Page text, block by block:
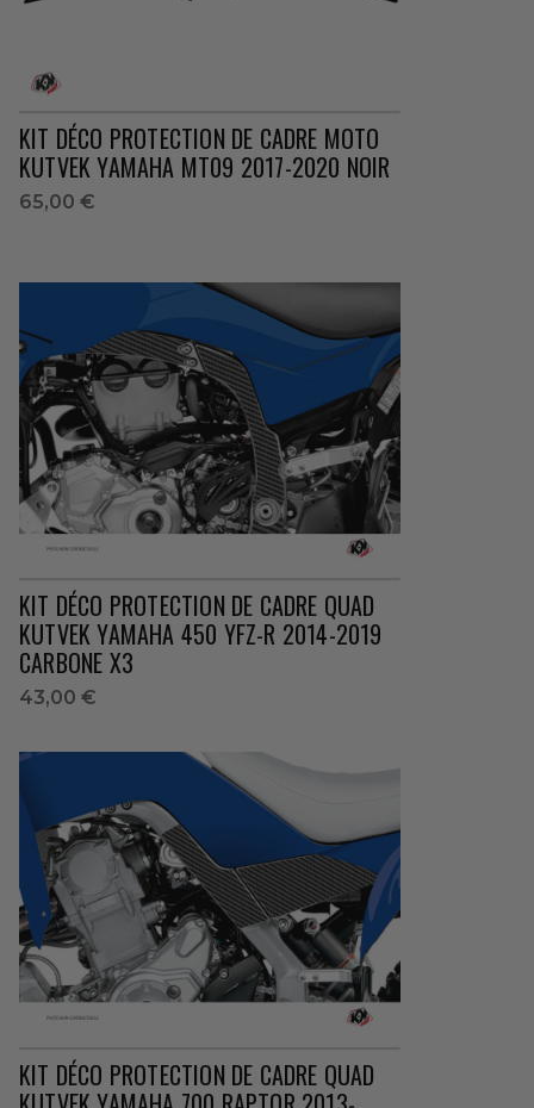
KIT DÉCO PROTECTION DE CADRE MOTO
KUTVEK YAMAHA MT09 2017-2020 NOIR
65,00 €
KIT DÉCO PROTECTION DE CADRE QUAD
KUTVEK YAMAHA 450 YFZ-R 2014-2019
CARBONE X3
43,00 €
KIT DÉCO PROTECTION DE CADRE QUAD